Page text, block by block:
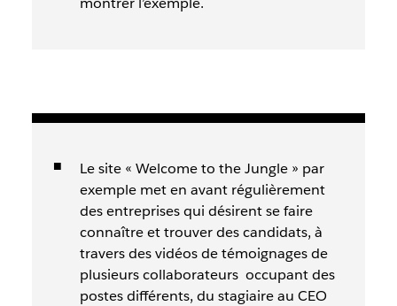
Le site « Welcome to the Jungle » par
exemple met en avant régulièrement
des entreprises qui désirent se faire
connaître et trouver des candidats, à
travers des vidéos de témoignages de
plusieurs collaborateurs occupant des
postes différents, du stagiaire au CEO